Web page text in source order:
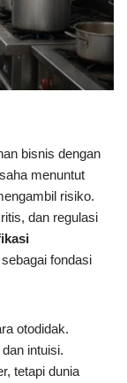
bisnis dengan
menuntut
risiko.
dan regulasi
fondasi
otodidak.
intuisi.
tetapi dunia